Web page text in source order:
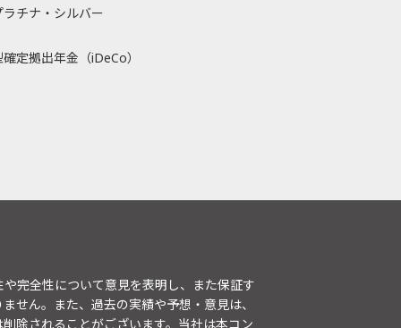
ラチナ・シルバー
定拠出年金（iDeCo）
完全性について意見を表明し、また保証す
せん。また、過去の実績や予想・意見は、
除されることがございます。当社は本コン